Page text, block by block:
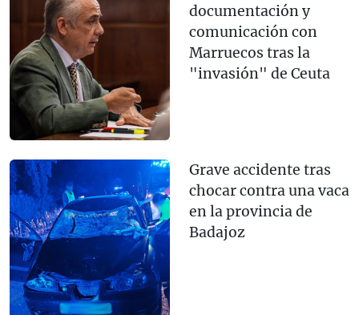
documentación y
comunicación con
Marruecos tras la
"invasión" de Ceuta
Grave accidente tras
chocar contra una vaca
en la provincia de
Badajoz